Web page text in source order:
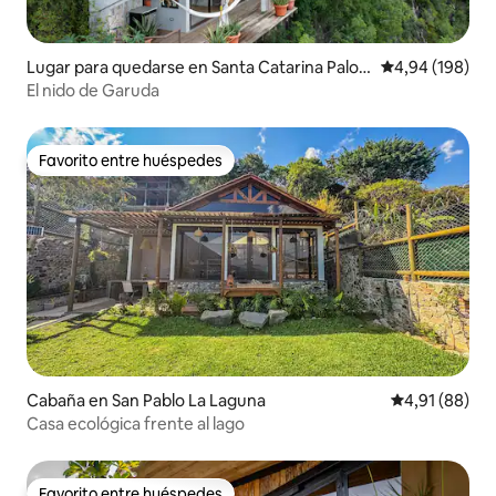
Lugar para quedarse en Santa Catarina Palop
ó
Calificación
4,94 (198)
El nido de Garuda
Favorito entre huéspedes
Favorito entre huéspedes
Cabaña en San Pablo La Laguna Calificación
4,91 (88)
Casa ecológica frente al lago